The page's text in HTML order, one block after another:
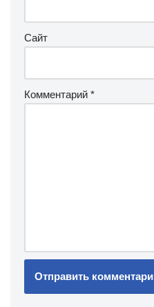
Сайт
Комментарий *